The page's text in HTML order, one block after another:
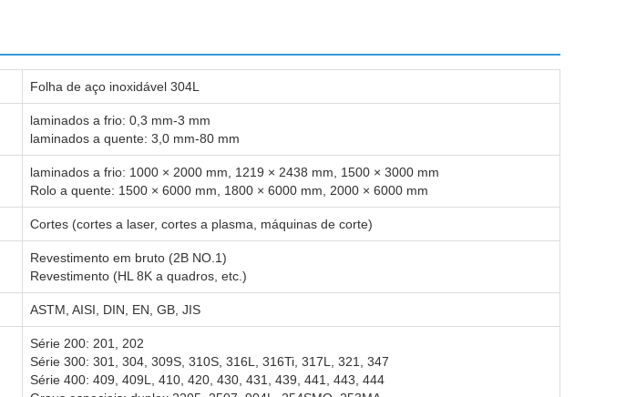
Folha de aço inoxidável 304L
laminados a frio: 0,3 mm-3 mm
laminados a quente: 3,0 mm-80 mm
laminados a frio: 1000 × 2000 mm, 1219 × 2438 mm, 1500 × 3000 mm
Rolo a quente: 1500 × 6000 mm, 1800 × 6000 mm, 2000 × 6000 mm
Cortes (cortes a laser, cortes a plasma, máquinas de corte)
Revestimento em bruto (2B NO.1)
Revestimento (HL 8K a quadros, etc.)
ASTM, AISI, DIN, EN, GB, JIS
Série 200: 201, 202
Série 300: 301, 304, 309S, 310S, 316L, 316Ti, 317L, 321, 347
Série 400: 409, 409L, 410, 420, 430, 431, 439, 441, 443, 444